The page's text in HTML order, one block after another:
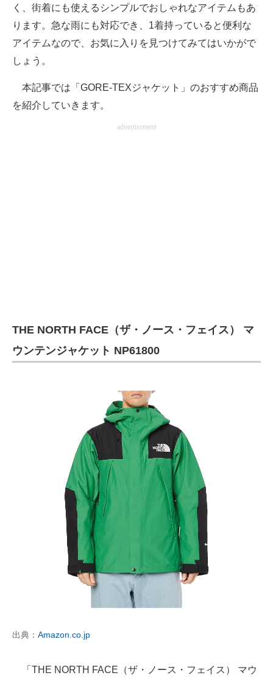
進化するPCとデバイスの未来
好きが集まる 比べて選べる
エレクトロニクス専門サイト
電子設計の基本と応用
建設×テクノロジーの最前線
ちょっと気になるネットの話題
く、街着にも使えるシンプルでおしゃれなアイテムもあ
ります。急な雨にも対応でき、1着持っていると便利な
アイテムなので、お気に入りを見つけてみてはいかがで
しょう。
本記事では「GORE-TEXジャケット」のおすすめ商品
を紹介していきます。
advertisement
THE NORTH FACE（ザ・ノース・フェイス） マ
ウンテンジャケット NP61800
出典： Amazon.co.jp
「THE NORTH FACE（ザ・ノース・フェイス） マウ